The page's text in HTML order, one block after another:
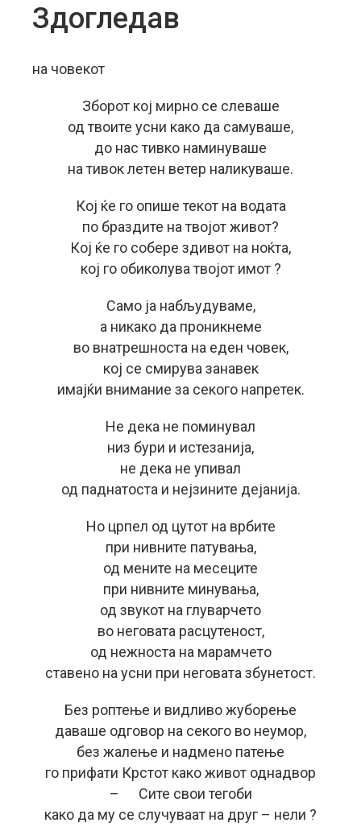
Здогледав
на човекот
Зборот кој мирно се слеваше
од твоите усни како да самуваше,
до нас тивко наминуваше
на тивок летен ветер наликуваше.
Кој ќе го опише текот на водата
по браздите на твојот живот?
Кој ќе го собере здивот на ноќта,
кој го обиколува твојот имот ?
Само ја набљудуваме,
а никако да проникнеме
во внатрешноста на еден човек,
кој се смирува занавек
имајќи внимание за секого напретек.
Не дека не поминувал
низ бури и истезанија,
не дека не упивал
од паднатоста и нејзините дејанија.
Но црпел од цутот на врбите
при нивните патувања,
од мените на месеците
при нивните минувања,
од звукот на глуварчето
во неговата расцутеност,
од нежноста на марамчето
ставено на усни при неговата збунетост.
Без роптење и видливо жуборење
даваше одговор на секого во неумор,
без жалење и надмено патење
го прифати Крстот како живот однадвор
– Сите свои тегоби
како да му се случуваат на друг – нели ?